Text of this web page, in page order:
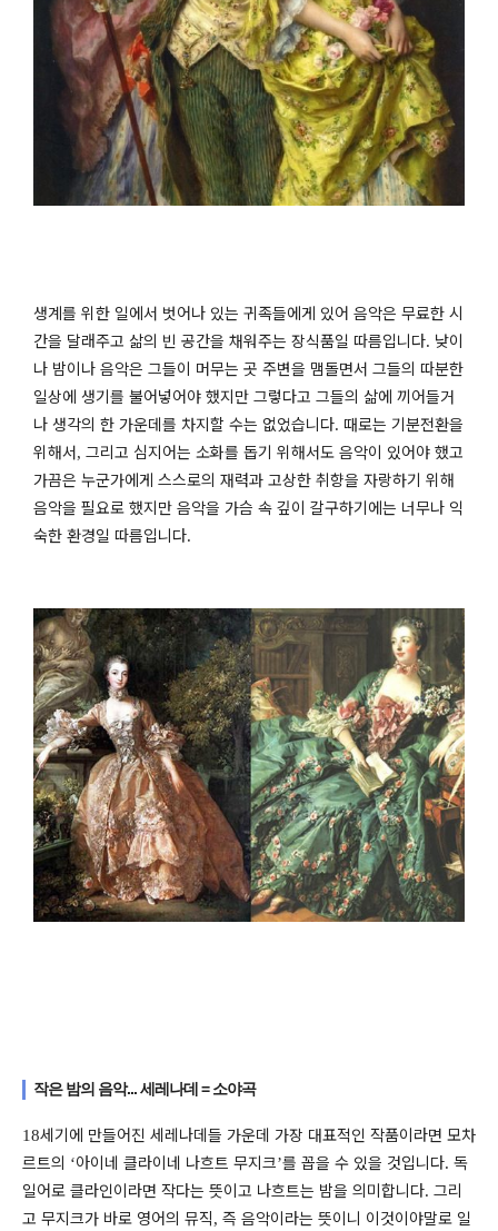
생계를 위한 일에서 벗어나 있는 귀족들에게 있어 음악은 무료한 시
간을 달래주고 삶의 빈 공간을 채워주는 장식품일 따름입니다. 낮이
나 밤이나 음악은 그들이 머무는 곳 주변을 맴돌면서 그들의 따분한
일상에 생기를 불어넣어야 했지만 그렇다고 그들의 삶에 끼어들거
나 생각의 한 가운데를 차지할 수는 없었습니다. 때로는 기분전환을
위해서, 그리고 심지어는 소화를 돕기 위해서도 음악이 있어야 했고
가끔은 누군가에게 스스로의 재력과 고상한 취향을 자랑하기 위해
음악을 필요로 했지만 음악을 가슴 속 깊이 갈구하기에는 너무나 익
숙한 환경일 따름입니다.
작은 밤의 음악... 세레나데 = 소야곡
18세기에 만들어진 세레나데들 가운데 가장 대표적인 작품이라면 모차
르트의 ‘아이네 클라이네 나흐트 무지크’를 꼽을 수 있을 것입니다. 독
일어로 클라인이라면 작다는 뜻이고 나흐트는 밤을 의미합니다. 그리
고 무지크가 바로 영어의 뮤직, 즉 음악이라는 뜻이니 이것이야말로 일